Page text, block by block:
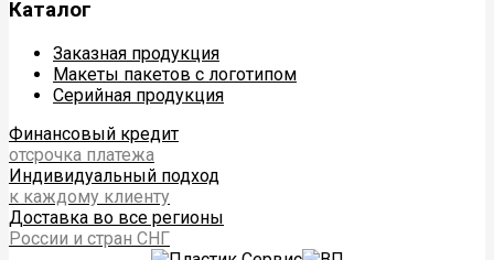
Каталог
Заказная продукция
Макеты пакетов с логотипом
Серийная продукция
Финансовый кредит
отсрочка платежа
Индивидуальный подход
к каждому клиенту
Доставка во все регионы
России и стран СНГ